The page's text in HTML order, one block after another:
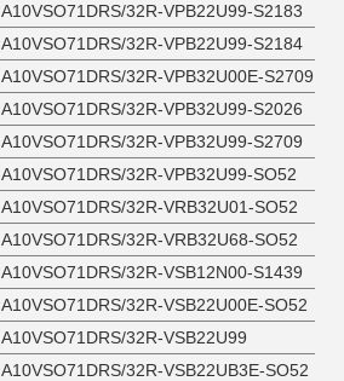
A10VSO71DRS/32R-VPB22U99-S2183
A10VSO71DRS/32R-VPB22U99-S2184
A10VSO71DRS/32R-VPB32U00E-S2709
A10VSO71DRS/32R-VPB32U99-S2026
A10VSO71DRS/32R-VPB32U99-S2709
A10VSO71DRS/32R-VPB32U99-SO52
A10VSO71DRS/32R-VRB32U01-SO52
A10VSO71DRS/32R-VRB32U68-SO52
A10VSO71DRS/32R-VSB12N00-S1439
A10VSO71DRS/32R-VSB22U00E-SO52
A10VSO71DRS/32R-VSB22U99
A10VSO71DRS/32R-VSB22UB3E-SO52